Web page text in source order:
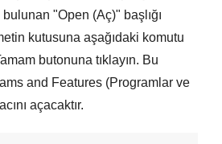
bulunan "Open (Aç)" başlığı
kutusuna aşağıdaki komutu
butonuna tıklayın. Bu
and Features (Programlar ve
açacaktır.